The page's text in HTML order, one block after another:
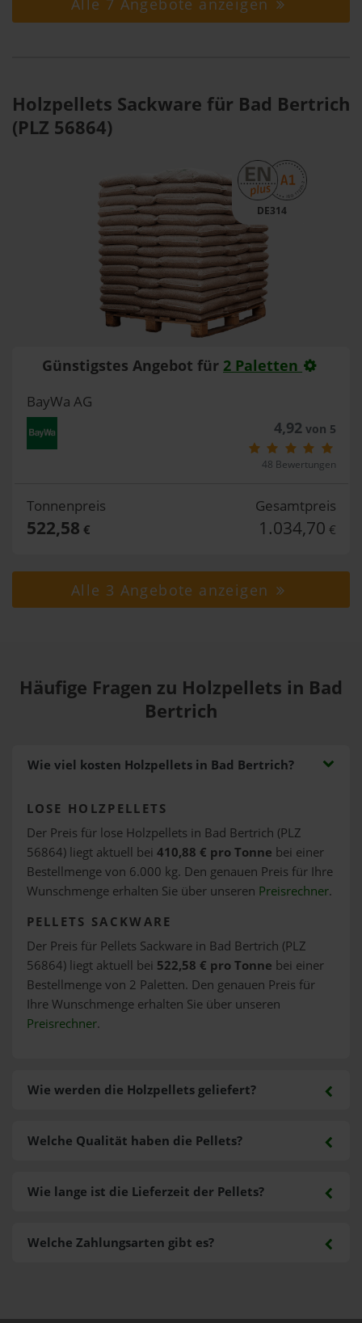
Alle 7 Angebote anzeigen
Holzpellets Sackware für Bad Bertrich
(PLZ 56864)
DE314
Günstigstes Angebot für 2 Paletten
BayWa AG
4,92von 5
48 Bewertungen
Tonnenpreis
522,58 €
Gesamtpreis
1.034,70 €
Alle 3 Angebote anzeigen
Häufige Fragen zu Holzpellets in Bad
Bertrich
Wie viel kosten Holzpellets in Bad Bertrich?
LOSE HOLZPELLETS
Der Preis für lose Holzpellets in Bad Bertrich (PLZ
56864) liegt aktuell bei 410,88 € pro Tonne bei einer
Bestellmenge von 6.000 kg. Den genauen Preis für Ihre
Wunschmenge erhalten Sie über unseren Preisrechner.
PELLETS SACKWARE
Der Preis für Pellets Sackware in Bad Bertrich (PLZ
56864) liegt aktuell bei 522,58 € pro Tonne bei einer
Bestellmenge von 2 Paletten. Den genauen Preis für
Ihre Wunschmenge erhalten Sie über unseren
Preisrechner.
Wie werden die Holzpellets geliefert?
Welche Zahlungsarten gibt es?
Welche Qualität haben die Pellets?
Wie lange ist die Lieferzeit der Pellets?